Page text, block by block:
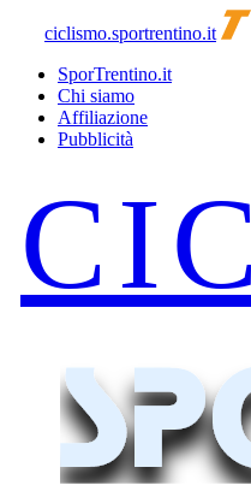
ciclismo.sportrentino.it
SporTrentino.it
Chi siamo
Affiliazione
Pubblicità